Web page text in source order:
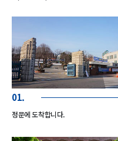
01.
정문에 도착합니다.